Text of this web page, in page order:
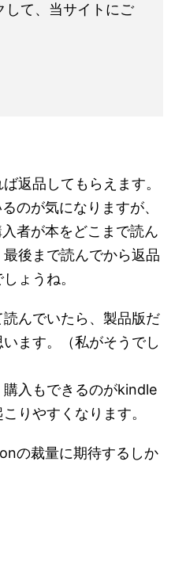
して、当サイトにご
返品してもらえます。
のが気になりますが、
者が本をどこまで読ん
後まで読んでから返品
ょうね。
んでいたら、製品版だ
ます。（私がそうでし
入もできるのがkindle
りやすくなります。
の裁量に期待するしか